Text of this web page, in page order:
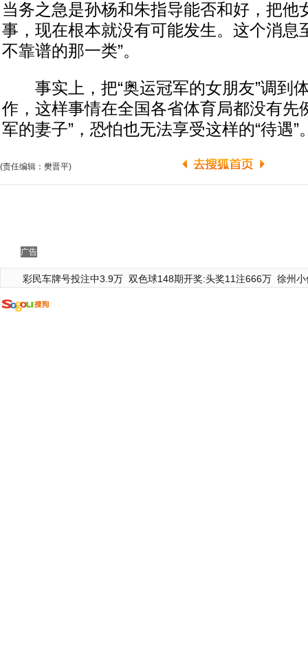
当务之急是孙杨和朱指导能否和好，把他
事，现在根本就没有可能发生。这个消息
不靠谱的那一类”。
事实上，把“奥运冠军的女朋友”调到
作，这样事情在全国各省体育局都没有先
军的妻子”，恐怕也无法享受这样的“待遇”
(责任编辑：樊晋平)
广告
彩民车牌号投注中3.9万 双色球148期开奖:头奖11注666万 徐州